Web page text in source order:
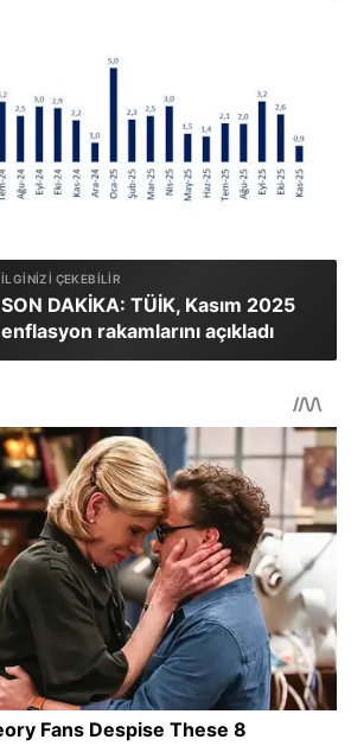
SON DAKİKA: TÜİK, Kasım 2025
enflasyon rakamlarını açıkladı